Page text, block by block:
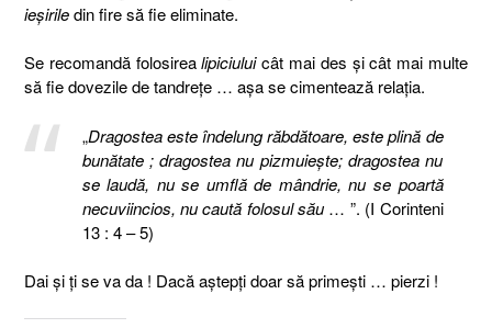
ieşiriledin fire să fie eliminate.
Se recomandă folosirealipiciuluicât mai des şi cât mai multe
să fie dovezile de tandreţe … aşa se cimentează relaţia.
„Dragostea este îndelung răbdătoare, este plină de
bunătate ; dragostea nu pizmuieşte; dragostea nu
se laudă, nu se umflă de mândrie, nu se poartă
necuviincios, nu caută folosul său … ”. (I Corinteni
13 : 4 – 5)
Dai şi ţi se va da ! Dacă aştepţi doar să primeşti … pierzi !